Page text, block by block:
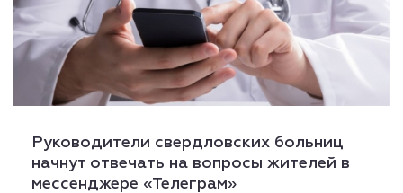
Руководители свердловских больниц
начнут отвечать на вопросы жителей в
мессенджере «Телеграм»